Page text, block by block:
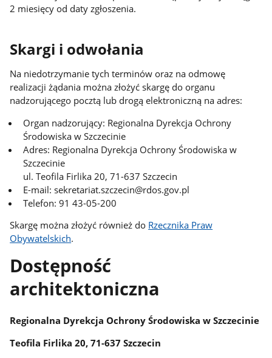
2 miesięcy od daty zgłoszenia.
Skargi i odwołania
Na niedotrzymanie tych terminów oraz na odmowę
realizacji żądania można złożyć skargę do organu
nadzorującego pocztą lub drogą elektroniczną na adres:
Organ nadzorujący: Regionalna Dyrekcja Ochrony
Środowiska w Szczecinie
Adres: Regionalna Dyrekcja Ochrony Środowiska w
Szczecinie
ul. Teofila Firlika 20, 71-637 Szczecin
E-mail: sekretariat.szczecin@rdos.gov.pl
Telefon: 91 43-05-200
Skargę można złożyć również do Rzecznika Praw
Obywatelskich.
Dostępność
architektoniczna
Regionalna Dyrekcja Ochrony Środowiska w Szczecinie
Teofila Firlika 20, 71-637 Szczecin